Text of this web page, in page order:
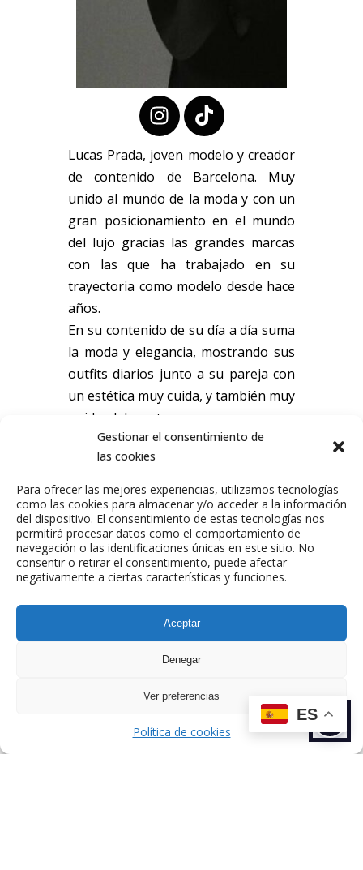
Gestionar el consentimiento de
las cookies
Para ofrecer las mejores experiencias, utilizamos tecnologías
como las cookies para almacenar y/o acceder a la información
del dispositivo. El consentimiento de estas tecnologías nos
permitirá procesar datos como el comportamiento de
navegación o las identificaciones únicas en este sitio. No
consentir o retirar el consentimiento, puede afectar
negativamente a ciertas características y funciones.
Aceptar
Denegar
Ver preferencias
Política de cookies
Lucas Prada, joven modelo y creador
de contenido de Barcelona. Muy
unido al mundo de la moda y con un
gran posicionamiento en el mundo
del lujo gracias las grandes marcas
con las que ha trabajado en su
trayectoria como modelo desde hace
años.
En su contenido de su día a día suma
la moda y elegancia, mostrando sus
outfits diarios junto a su pareja con
un estética muy cuida, y también muy
unido al deporte.
Email de contacto:
TALENTO
TALENTO
ES